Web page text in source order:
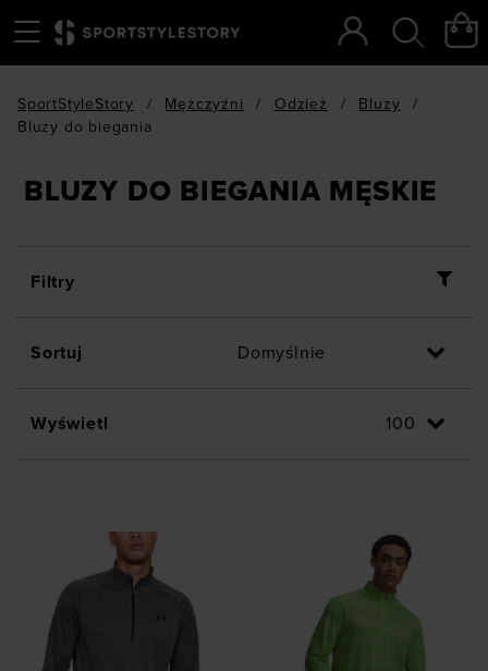
SportStyleStory / Mężczyźni / Odzież / Bluzy
/
Bluzy do biegania
BLUZY DO BIEGANIA MĘSKIE
Filtry
Sortuj
Wyświetl